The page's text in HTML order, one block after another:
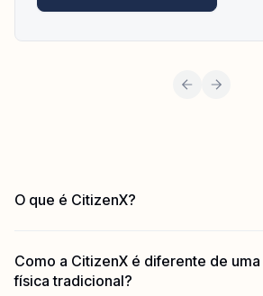
O que é CitizenX?
acesso premium (white-glove) à
portfólio de passaportes.
Como a CitizenX é diferente de
física tradicional?